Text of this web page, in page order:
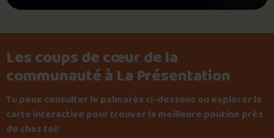
Les coups de cœur de la
communauté à La Présentation
Tu peux consulter le palmarès ci-dessous ou explorer la
carte interactive pour trouver la meilleure poutine près
de chez toi!